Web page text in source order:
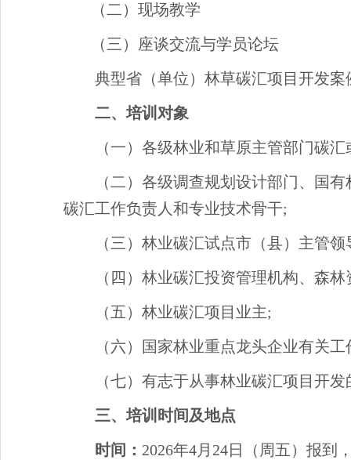
（二）现场教学
（三）座谈交流与学员论坛
典型省（单位）林草碳汇项目开发案
二、培训对象
（一）各级林业和草原主管部门碳
（二）各级调查规划设计部门、国
碳汇工作负责人和专业技术骨干;
（三）林业碳汇试点市（县）主管
（四）林业碳汇投资管理机构、森
（五）林业碳汇项目业主;
（六）国家林业重点龙头企业有关
（七）有志于从事林业碳汇项目开
三、培训时间及地点
时间： 2026年4月24日（周五）报到